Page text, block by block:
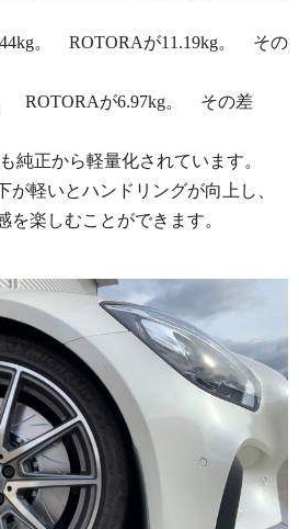
。 ROTORAが11.19kg。 その
ROTORAが6.97kg。 その差
純正から軽量化されています。
が軽いとハンドリングが向上し、
を楽しむことができます。